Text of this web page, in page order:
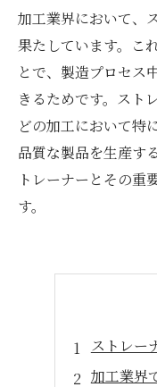
加工業界において、
果たしています。こ
とで、製造プロセス
きるためです。スト
どの加工において特
品質な製品を生産す
トレーナーとその重
す。
ストレー
加工業界